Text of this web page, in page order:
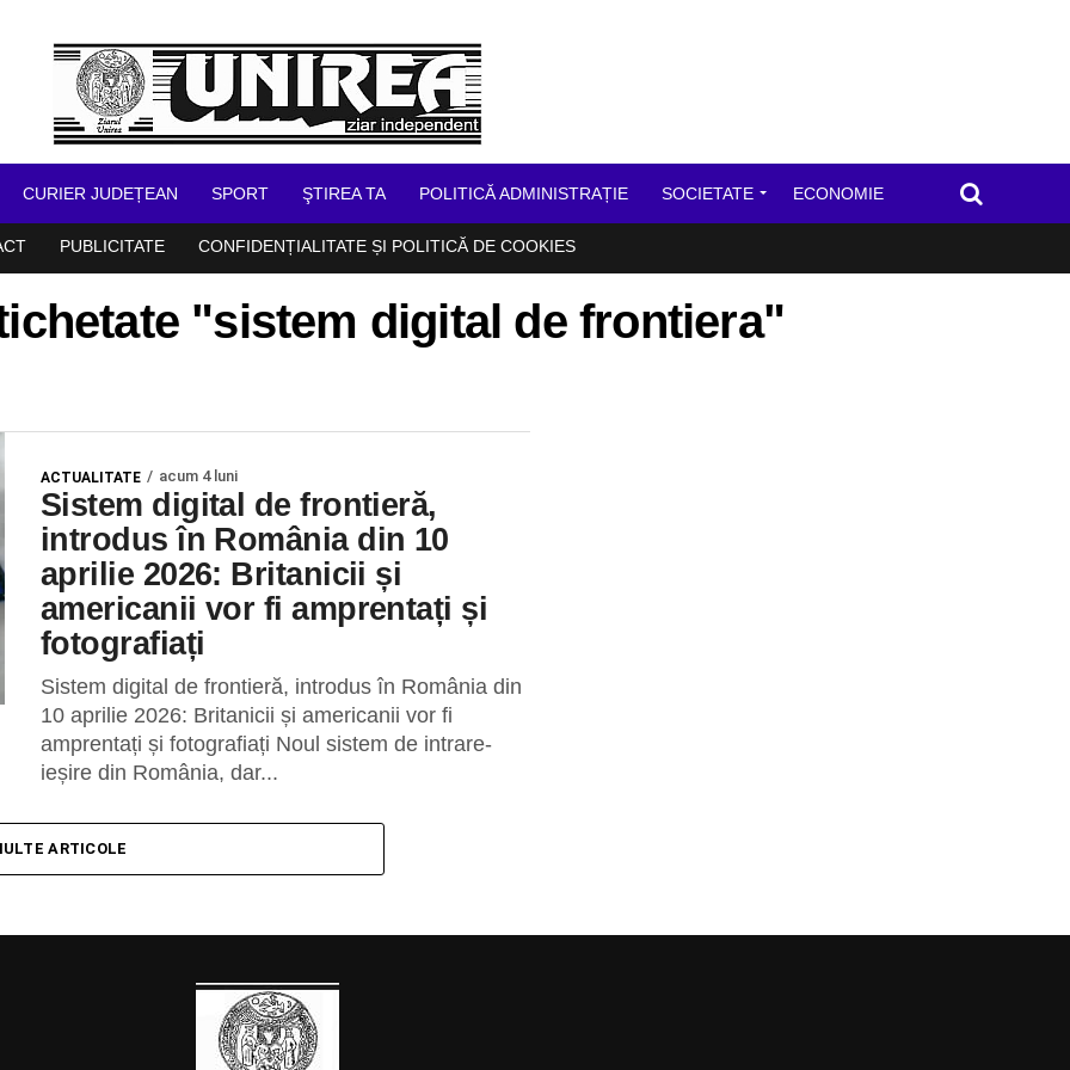
CURIER JUDEȚEAN SPORT ŞTIREA TA POLITICĂ ADMINISTRAȚIE SOCIETATE ECONOMIE
PUBLICITATE CONFIDENȚIALITATE ȘI POLITICĂ DE COOKIES
"sistem digital de frontiera"
ACTUALITATE acum 4 luni
Sistem digital de frontieră,
introdus în România din 10
aprilie 2026: Britanicii și
americanii vor fi amprentați și
fotografiați
Sistem digital de frontieră, introdus în România din
10 aprilie 2026: Britanicii și americanii vor fi
amprentați și fotografiați Noul sistem de intrare-
ieșire din România, dar...
ARTICOLE